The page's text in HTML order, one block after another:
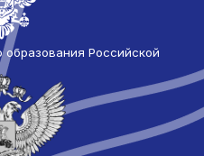
Российской